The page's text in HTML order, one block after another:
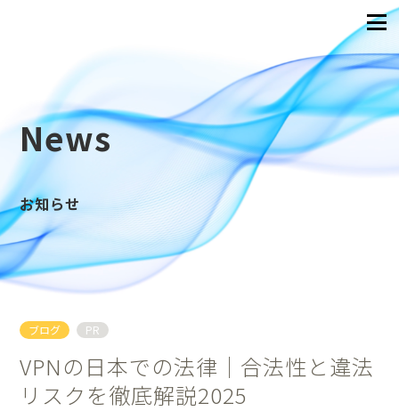
News
お知らせ
ブログ PR
VPNの日本での法律｜合法性と違法
リスクを徹底解説2025